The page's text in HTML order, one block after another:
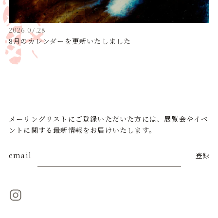
2026.07.28
8月のカレンダーを更新いたしました
メーリングリストにご登録いただいた方には、展覧会やイベ
ントに関する最新情報をお届けいたします。
email 登録